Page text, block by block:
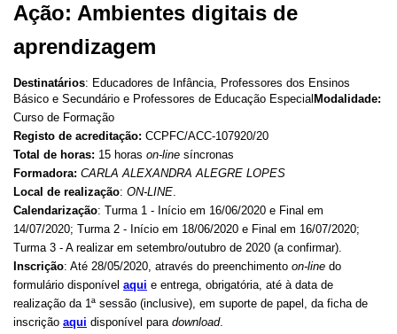
Ação: Ambientes digitais de
aprendizagem
Destinatários: Educadores de Infância, Professores dos Ensinos
Básico e Secundário e Professores de Educação Especial Modalidade:
Curso de Formação
Registo de acreditação: CCPFC/ACC-107920/20
Total de horas: 15 horas on-line síncronas
Formadora: CARLA ALEXANDRA ALEGRE LOPES
Local de realização: ON-LINE.
Calendarização: Turma 1 - Início em 16/06/2020 e Final em
14/07/2020; Turma 2 - Início em 18/06/2020 e Final em 16/07/2020;
Turma 3 - A realizar em setembro/outubro de 2020 (a confirmar).
Inscrição: Até 28/05/2020, através do preenchimento on-line do
formulário disponível aqui e entrega, obrigatória, até à data de
realização da 1ª sessão (inclusive), em suporte de papel, da ficha de
inscrição aqui disponível para download.